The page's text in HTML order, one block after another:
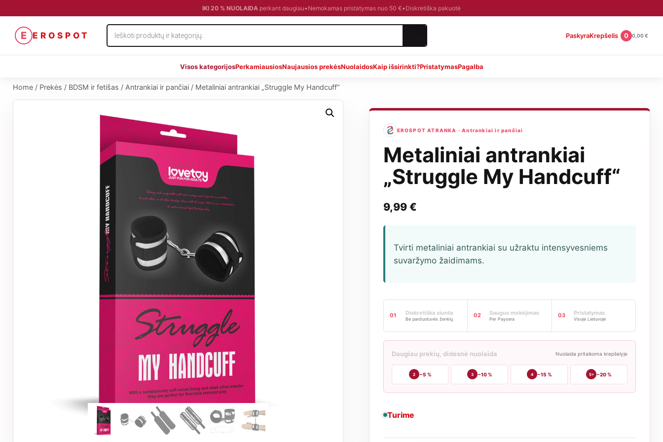
IKI 20 % NUOLAIDA perkant daugiau• Nemokamas pristatymas nuo 50 €• Diskretiška pakuotė
E EROSPOT
Products
search
PaskyraKrepšelis 0 0,00 €
Visos kategorijosPerkamiausiosNaujausios prekėsNuolaidosKaip išsirinkti?PristatymasPagalba
Home / Prekės / BDSM ir fetišas / Antrankiai ir pančiai / Metaliniai antrankiai „Struggle My Handcuff“
EROSPOT ATRANKA · Antrankiai ir pančiai
Metaliniai antrankiai
„Struggle My Handcuff“
9,99€
Tvirti metaliniai antrankiai su užraktu intensyvesniems
suvaržymo žaidimams.
01 Diskretiška siunta
Be parduotuvės ženklų 02 Saugus mokėjimas
Per Paysera 03 Pristatymas
Visoje Lietuvoje
Daugiau prekių, didesnė nuolaida Nuolaida pritaikoma krepšelyje
2 −5 % 3 −10 % 4 −15 % 5+ −20 %
Turime